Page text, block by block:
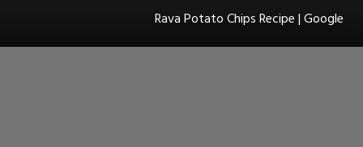
Rava Potato Chips Recipe | Google